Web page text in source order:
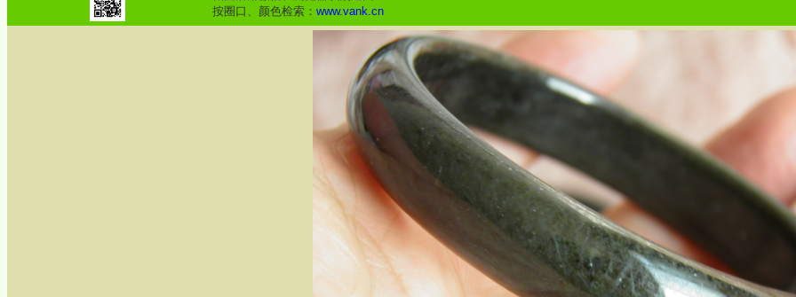
按圈口、颜色检索： www.vank.cn